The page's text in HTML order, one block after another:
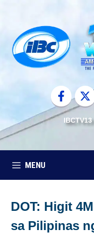
content
IBCTV13
MENU
DOT: Higit
sa Pilipinas